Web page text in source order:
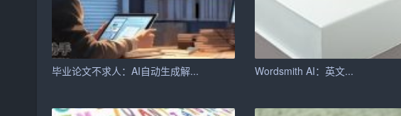
3. 选择生成文章，助手将为您快速生成符合要求的文章。
4. 对生成的文章进行修改和润色，确保满足您的需求。
毕业论文不求人：AI自动生成解... Wordsmith AI：英文...